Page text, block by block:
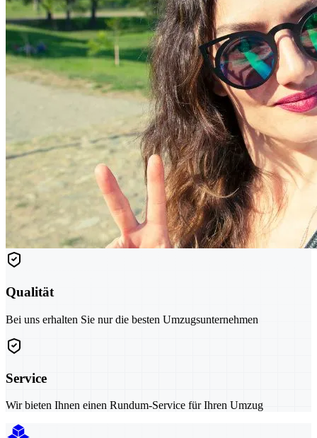
Qualität
Bei uns erhalten Sie nur die besten Umzugsunternehmen
Service
Wir bieten Ihnen einen Rundum-Service für Ihren Umzug